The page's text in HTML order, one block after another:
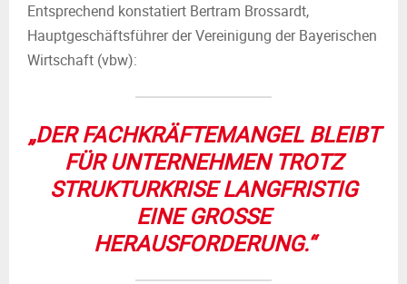
Entsprechend konstatiert Bertram Brossardt,
Hauptgeschäftsführer der Vereinigung der Bayerischen
Wirtschaft (vbw):
„DER FACHKRÄFTEMANGEL BLEIBT
FÜR UNTERNEHMEN TROTZ
STRUKTURKRISE LANGFRISTIG
EINE GROSSE
HERAUSFORDERUNG.“